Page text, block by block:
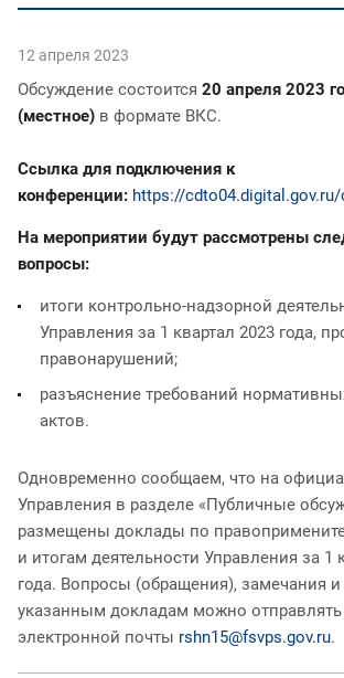
12 апреля 2023
Обсуждение состоится 20 апреля 2023
(местное) в формате ВКС.
Ссылка для подключения к
конференции: https://cdto04.digital.gov.ru/
На мероприятии будут рассмотрены
вопросы:
итоги контрольно-надзорной
Управления за 1 квартал 2023 года,
правонарушений;
разъяснение требований
актов.
Одновременно сообщаем, что на
Управления в разделе «Публичные
размещены доклады по
и итогам деятельности Управления за 1
года. Вопросы (обращения), замечания
указанным докладам можно отправлять
электронной почты rshn15@fsvps.gov.ru.